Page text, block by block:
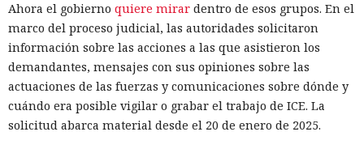
que durante casi dos años estudió desde dentro los
servidores de hackers norcoreanos. En ese tiempo averiguó
que las víctimas del grupo fueron 1640 empresas de 57
países, y alrededor de 700–800 de ellas resultaron
especialmente afectadas: los atacantes obtenían acceso root
a servidores, cuentas en la nube de AWS y monederos de
criptomonedas.
Ahora el gobierno quiere mirar dentro de esos grupos. En el
marco del proceso judicial, las autoridades solicitaron
información sobre las acciones a las que asistieron los
demandantes, mensajes con sus opiniones sobre las
actuaciones de las fuerzas y comunicaciones sobre dónde y
cuándo era posible vigilar o grabar el trabajo de ICE. La
solicitud abarca material desde el 20 de enero de 2025.